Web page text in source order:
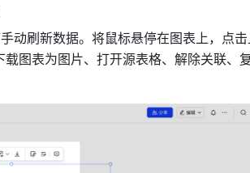
动刷新数据。将鼠标悬停在图表上，点击
图表为图片、打开源表格、解除关联、